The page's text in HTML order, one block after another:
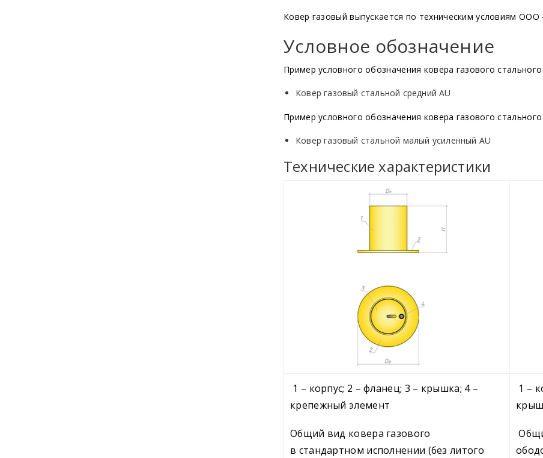
Ковер газовый выпускается по техническим условиям ООО
Условное обозначение
Пример условного обозначения ковера газового стального
Ковер газовый стальной средний AU
Пример условного обозначения ковера газового
Ковер газовый стальной малый усиленный AU
Технические характеристики
1 – корпус; 2 – фланец; 3 – крышка; 4 –
крепежный элемент
Общий вид ковера газового
в стандартном исполнении (без литого
1 –